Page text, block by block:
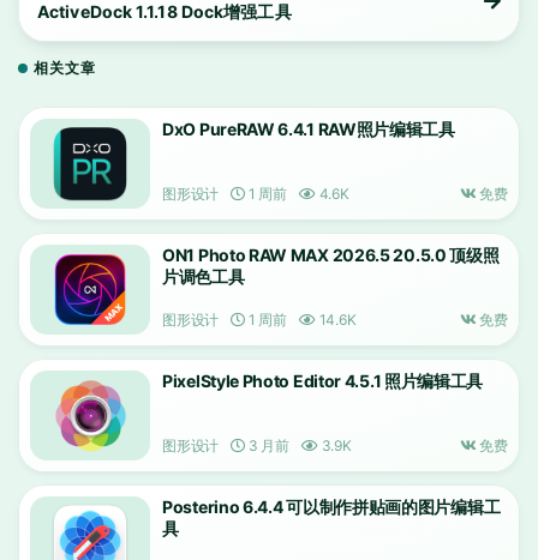
ActiveDock 1.1.18 Dock增强工具
相关文章
DxO PureRAW 6.4.1 RAW照片编辑工具
图形设计 1 周前 4.6K 免费
ON1 Photo RAW MAX 2026.5 20.5.0 顶级照
片调色工具
图形设计 1 周前 14.6K 免费
PixelStyle Photo Editor 4.5.1 照片编辑工具
图形设计 3 月前 3.9K 免费
Posterino 6.4.4 可以制作拼贴画的图片编辑工
具